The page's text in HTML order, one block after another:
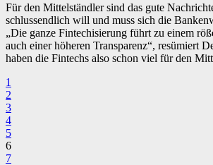
Für den Mittelständler sind das gute
schlussendlich will und muss sich die
„Die ganze Fintechisierung führt zu einem
auch einer höheren Transparenz“, resümiert
haben die Fintechs also schon viel für den
1
2
3
4
5
6
7